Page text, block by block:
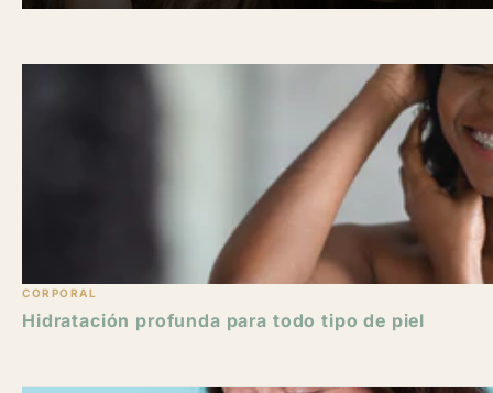
CORPORAL
Hidratación profunda para todo tipo de piel